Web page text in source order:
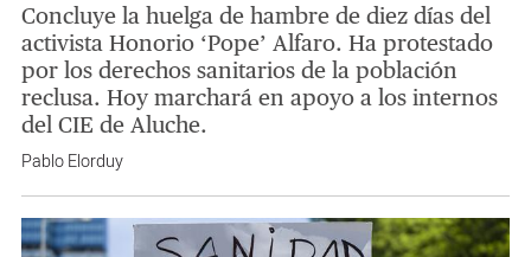
Concluye la huelga de hambre de diez días del
activista Honorio ‘Pope’ Alfaro. Ha protestado
por los derechos sanitarios de la población
reclusa. Hoy marchará en apoyo a los internos
del CIE de Aluche.
Pablo Elorduy